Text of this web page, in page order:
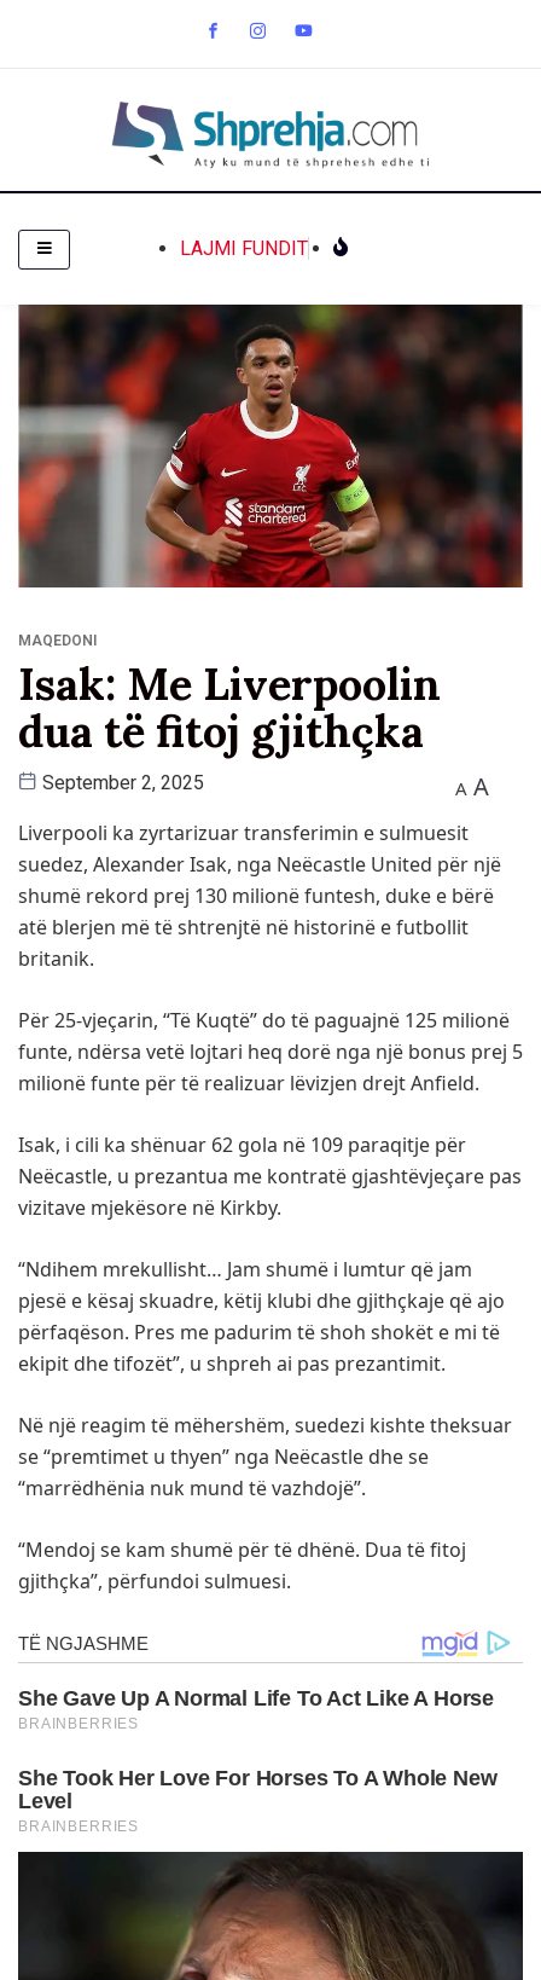
LAJMI FUNDIT
MAQEDONI
​Isak: Me Liverpoolin
dua të fitoj gjithçka
September 2, 2025 A A
Liverpooli ka zyrtarizuar transferimin e sulmuesit
suedez, Alexander Isak, nga Neëcastle United për një
shumë rekord prej 130 milionë funtesh, duke e bërë
atë blerjen më të shtrenjtë në historinë e futbollit
britanik.
Për 25-vjeçarin, “Të Kuqtë” do të paguajnë 125 milionë
funte, ndërsa vetë lojtari heq dorë nga një bonus prej 5
milionë funte për të realizuar lëvizjen drejt Anfield.
Isak, i cili ka shënuar 62 gola në 109 paraqitje për
Neëcastle, u prezantua me kontratë gjashtëvjeçare pas
vizitave mjekësore në Kirkby.
“Ndihem mrekullisht… Jam shumë i lumtur që jam
pjesë e kësaj skuadre, këtij klubi dhe gjithçkaje që ajo
përfaqëson. Pres me padurim të shoh shokët e mi të
ekipit dhe tifozët”, u shpreh ai pas prezantimit.
Në një reagim të mëhershëm, suedezi kishte theksuar
se “premtimet u thyen” nga Neëcastle dhe se
“marrëdhënia nuk mund të vazhdojë”.
“Mendoj se kam shumë për të dhënë. Dua të fitoj
gjithçka”, përfundoi sulmuesi.